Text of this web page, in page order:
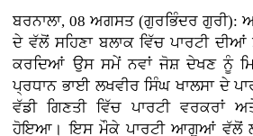
ਬਰਨਾਲਾ, 08 ਅਗਸਤ (ਗੁਰਭਿੰਦਰ ਗੁਰੀ):
ਦੇ ਵੱਲੋਂ ਸਹਿਣਾ ਬਲਾਕ ਵਿੱਚ ਪਾਰਟੀ
ਕਰਦਿਆਂ ਉਸ ਸਮੇਂ ਨਵਾਂ ਜੋਸ਼ ਦੇਖਣ ਨੂੰ
ਪ੍ਰਧਾਨ ਭਾਈ ਲਖਵੀਰ ਸਿੰਘ ਖਾਲਸਾ ਦੇ
ਵੱਡੀ ਗਿਣਤੀ ਵਿੱਚ ਪਾਰਟੀ ਵਰਕਰਾਂ
ਹੋਇਆ। ਇਸ ਮੌਕੇ ਪਾਰਟੀ ਆਗੂਆਂ ਵੱਲੋਂ